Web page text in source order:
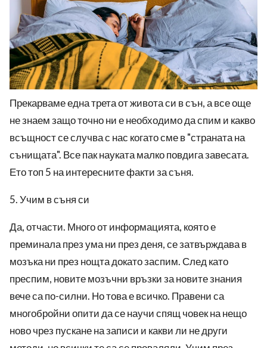
Прекарваме една трета от живота си в сън, а все още
не знаем защо точно ни е необходимо да спим и какво
всъщност се случва с нас когато сме в "страната на
сънищата". Все пак науката малко повдига завесата.
Ето топ 5 на интересните факти за съня.
5. Учим в съня си
Да, отчасти. Много от информацията, която е
преминала през ума ни през деня, се затвърждава в
мозъка ни през нощта докато заспим. След като
преспим, новите мозъчни връзки за новите знания
вече са по-силни. Но това е всичко. Правени са
многобройни опити да се научи спящ човек на нещо
ново чрез пускане на записи и какви ли не други